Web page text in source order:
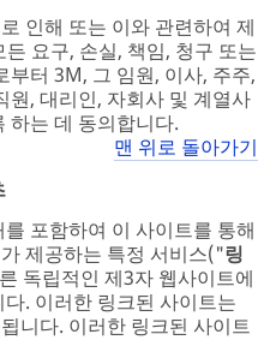
인해 또는 이와 관련하여 제
요구, 손실, 책임, 청구 또는
터 3M, 그 임원, 이사, 주주,
원, 대리인, 자회사 및 계열사
하는 데 동의합니다.
맨 위로 돌아가기
포함하여 이 사이트를 통해
제공하는 특정 서비스("링
독립적인 제3자 웹사이트에
. 이러한 링크된 사이트는
니다. 이러한 링크된 사이트